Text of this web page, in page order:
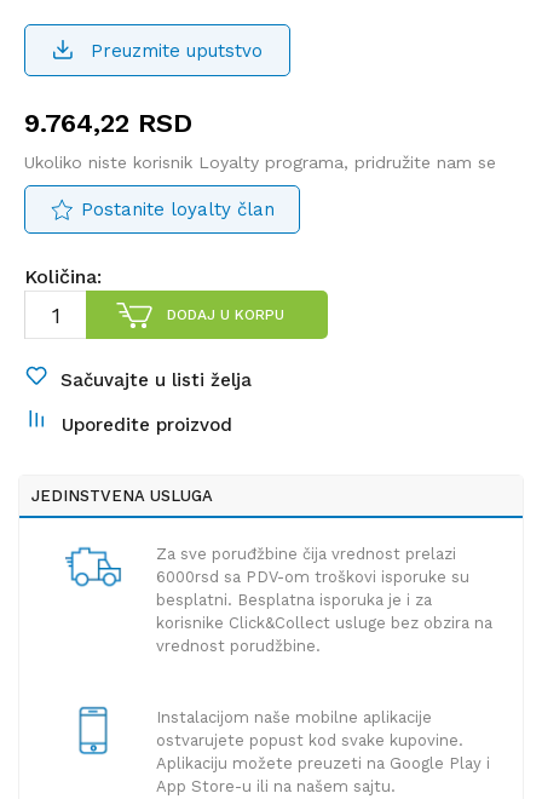
Preuzmite uputstvo
9.764,22 RSD
Ukoliko niste korisnik Loyalty programa, pridružite nam se
Postanite loyalty član
Količina:
DODAJ U KORPU
Sačuvajte u listi želja
Uporedite proizvod
JEDINSTVENA USLUGA
Za sve poruđžbine čija vrednost prelazi
6000rsd sa PDV-om troškovi isporuke su
besplatni. Besplatna isporuka je i za
korisnike Click&Collect usluge bez obzira na
vrednost porudžbine.
Instalacijom naše mobilne aplikacije
ostvarujete popust kod svake kupovine.
Aplikaciju možete preuzeti na Google Play i
App Store-u ili na našem sajtu.